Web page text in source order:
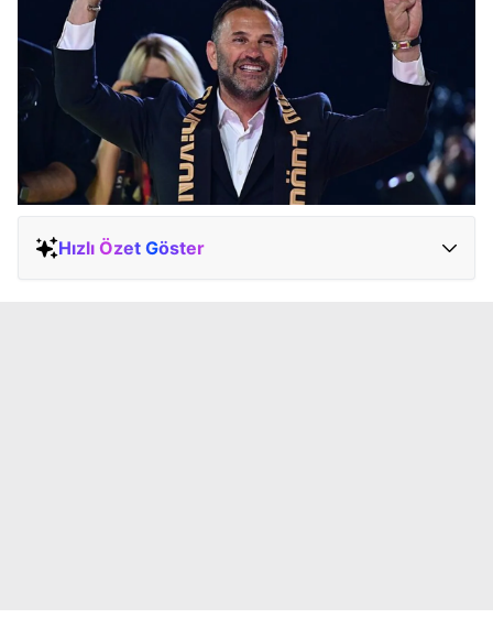
Hızlı Özet Göster